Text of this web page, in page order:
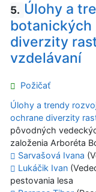
5. Úlohy a
botanických
diverzity
vzdelávaní
Požičať
Úlohy a trendy
ochrane diverzity
pôvodných
založenia Arboréta
Sarvašová Ivana
Lukáčik Ivan
pestovania lesa